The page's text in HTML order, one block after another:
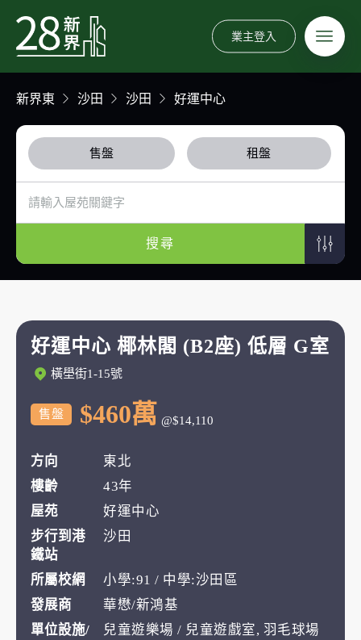
業主登入
新界東 沙田 沙田 好運中心
售盤 租盤
搜尋
好運中心 椰林閣 (B2座) 低層 G室
橫壆街1-15號
售盤 $460萬 @$14,110
方向
東北
樓齡
43年
屋苑
好運中心
步行到港
鐵站
沙田
所屬校網
小學:91 / 中學:沙田區
發展商
華懋/新鴻基
單位設施/
兒童遊樂場 / 兒童遊戲室, 羽毛球場